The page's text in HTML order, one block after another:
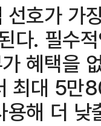
선호가 가
다. 필수
혜택을
대 5만
용해 더 낮